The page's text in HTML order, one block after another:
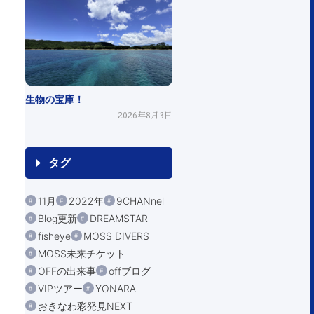
生物の宝庫！
2026年8月3日
タグ
11月 2022年
9CHANnel
Blog更新
DREAMSTAR
fisheye
MOSS DIVERS
MOSS未来チケット
OFFの出来事
offブログ
VIPツアー
YONARA
おきなわ彩発見NEXT